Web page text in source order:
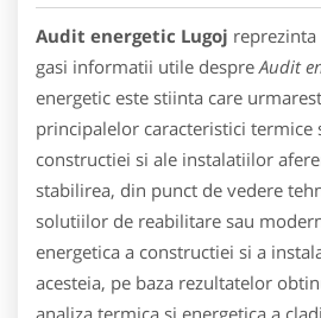
Audit energetic Lugoj
gasi informatii utile despre Audit
energetic este stiinta care
principalelor caracteristici termice
constructiei si ale instalatiilor
stabilirea, din punct de vedere
solutiilor de reabilitare sau
energetica a constructiei si a
acesteia, pe baza rezultatelor
analiza termica si energetica a